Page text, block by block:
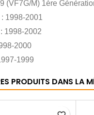
(VF7G/M) 1ère
1998-2001
1998-2002
2000
1999
PRODUITS DANS LA